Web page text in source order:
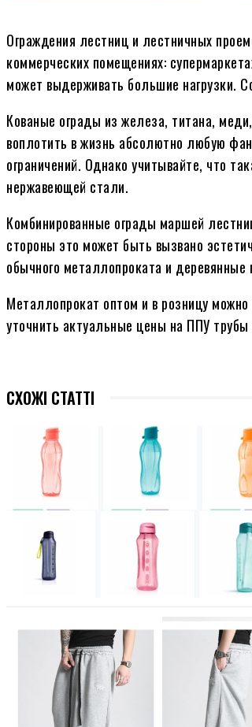
Ограждения лестниц и лестничных
коммерческих помещениях:
может выдерживать большие нагрузки.
Кованые ограды из железа, титана,
воплотить в жизнь абсолютно любую
ограничений. Однако учитывайте, что
нержавеющей стали.
Комбинированные ограды маршей
стороны это может быть вызвано
обычного металлопроката и
Металлопрокат оптом и в розницу
уточнить актуальные цены на ППУ
СХОЖІ СТАТТІ